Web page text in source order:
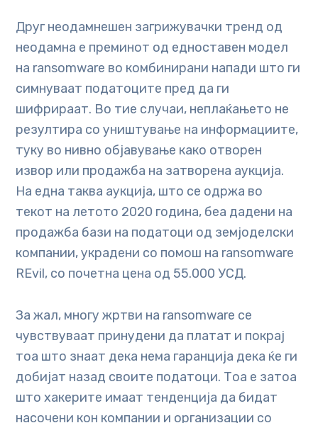
Друг неодамнешен загрижувачки тренд од
неодамна е преминот од едноставен модел
на ransomware во комбинирани напади што ги
симнуваат податоците пред да ги
шифрираат. Во тие случаи, неплаќањето не
резултира со уништување на информациите,
туку во нивно објавување како отворен
извор или продажба на затворена аукција.
На една таква аукција, што се одржа во
текот на летото 2020 година, беа дадени на
продажба бази на податоци од земјоделски
компании, украдени со помош на ransomware
REvil, со почетна цена од 55.000 УСД.
За жал, многу жртви на ransomware се
чувствуваат принудени да платат и покрај
тоа што знаат дека нема гаранција дека ќе ги
добијат назад своите податоци. Тоа е затоа
што хакерите имаат тенденција да бидат
насочени кон компании и организации со